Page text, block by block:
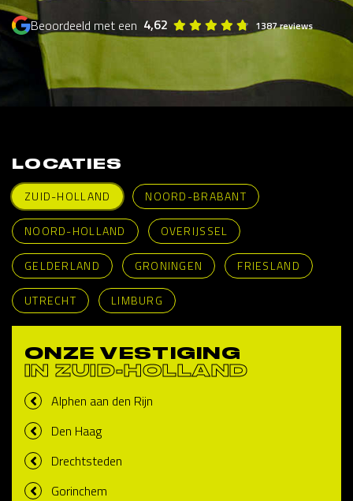
Beoordeeld met een 4,62 1387 reviews
LOCATIES
ZUID-HOLLAND
NOORD-BRABANT
NOORD-HOLLAND OVERIJSSEL
GELDERLAND GRONINGEN FRIESLAND
UTRECHT LIMBURG
ONZE VESTIGING
IN ZUID-HOLLAND
Alphen aan den Rijn
Den Haag
Drechtsteden
Gorinchem